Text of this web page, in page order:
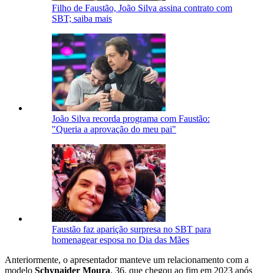
Filho de Faustão, João Silva assina contrato com
SBT; saiba mais
João Silva recorda programa com Faustão:
"Queria a aprovação do meu pai"
Faustão faz aparição surpresa no SBT para
homenagear esposa no Dia das Mães
Anteriormente, o apresentador manteve um relacionamento com a
modelo Schynaider Moura, 36, que chegou ao fim em 2023 após